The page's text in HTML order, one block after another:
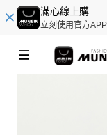
滿心線上購
立刻使用官方APP